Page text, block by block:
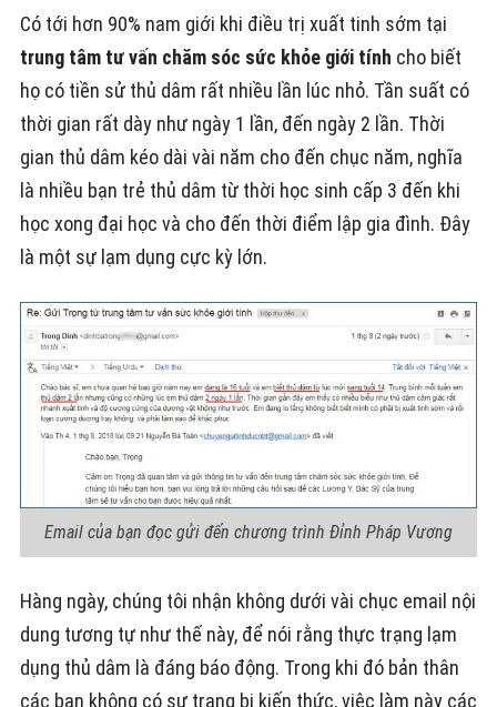
Có tới hơn 90% nam giới khi điều trị xuất tinh sớm tại
trung tâm tư vấn chăm sóc sức khỏe giới tính cho biết
họ có tiền sử thủ dâm rất nhiều lần lúc nhỏ. Tần suất có
thời gian rất dày như ngày 1 lần, đến ngày 2 lần. Thời
gian thủ dâm kéo dài vài năm cho đến chục năm, nghĩa
là nhiều bạn trẻ thủ dâm từ thời học sinh cấp 3 đến khi
học xong đại học và cho đến thời điểm lập gia đình. Đây
là một sự lạm dụng cực kỳ lớn.
Email của bạn đọc gửi đến chương trình Đỉnh Pháp Vương
Hàng ngày, chúng tôi nhận không dưới vài chục email nội
dung tương tự như thế này, để nói rằng thực trạng lạm
dụng thủ dâm là đáng báo động. Trong khi đó bản thân
các bạn không có sự trang bị kiến thức, việc làm này các